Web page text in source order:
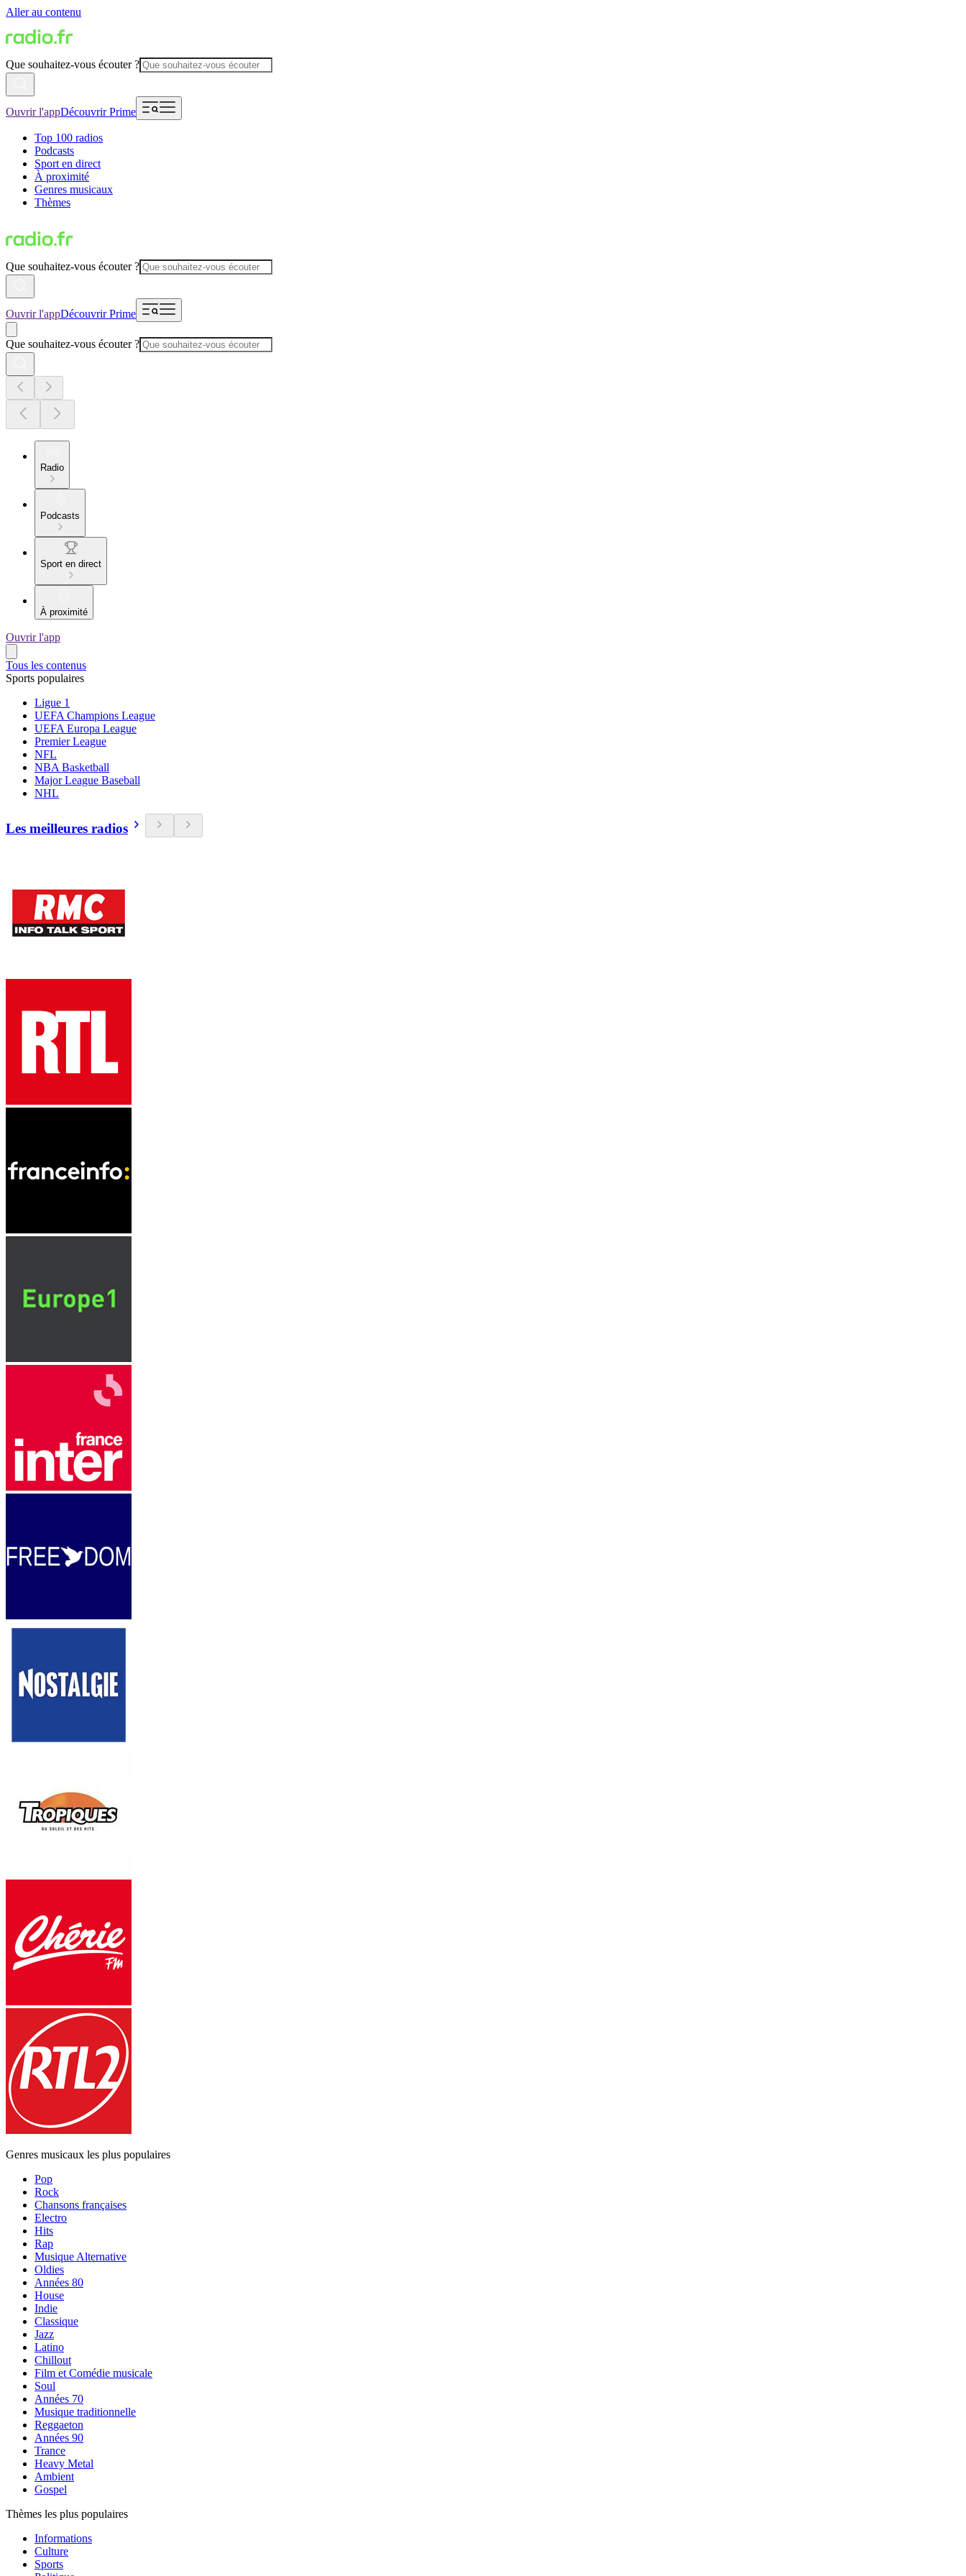
Aller au contenu
Que souhaitez-vous écouter ?
Ouvrir l'appDécouvrir Prime
Top 100 radios
Podcasts
Sport en direct
À proximité
Genres musicaux
Thèmes
Que souhaitez-vous écouter ?
Ouvrir l'appDécouvrir Prime
Que souhaitez-vous écouter ?
Radio
Podcasts
Sport en direct
À proximité
Ouvrir l'app
Tous les contenus
Sports populaires
Ligue 1
UEFA Champions League
UEFA Europa League
Premier League
NFL
NBA Basketball
Major League Baseball
NHL
Les meilleures radios
Genres musicaux les plus populaires
Pop
Rock
Chansons françaises
Electro
Hits
Rap
Musique Alternative
Oldies
Années 80
House
Indie
Classique
Jazz
Latino
Chillout
Film et Comédie musicale
Soul
Années 70
Musique traditionnelle
Reggaeton
Années 90
Trance
Heavy Metal
Ambient
Gospel
Thèmes les plus populaires
Informations
Culture
Sports